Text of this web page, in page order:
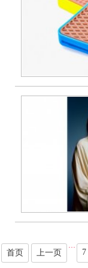
首页 上一页
··· 7